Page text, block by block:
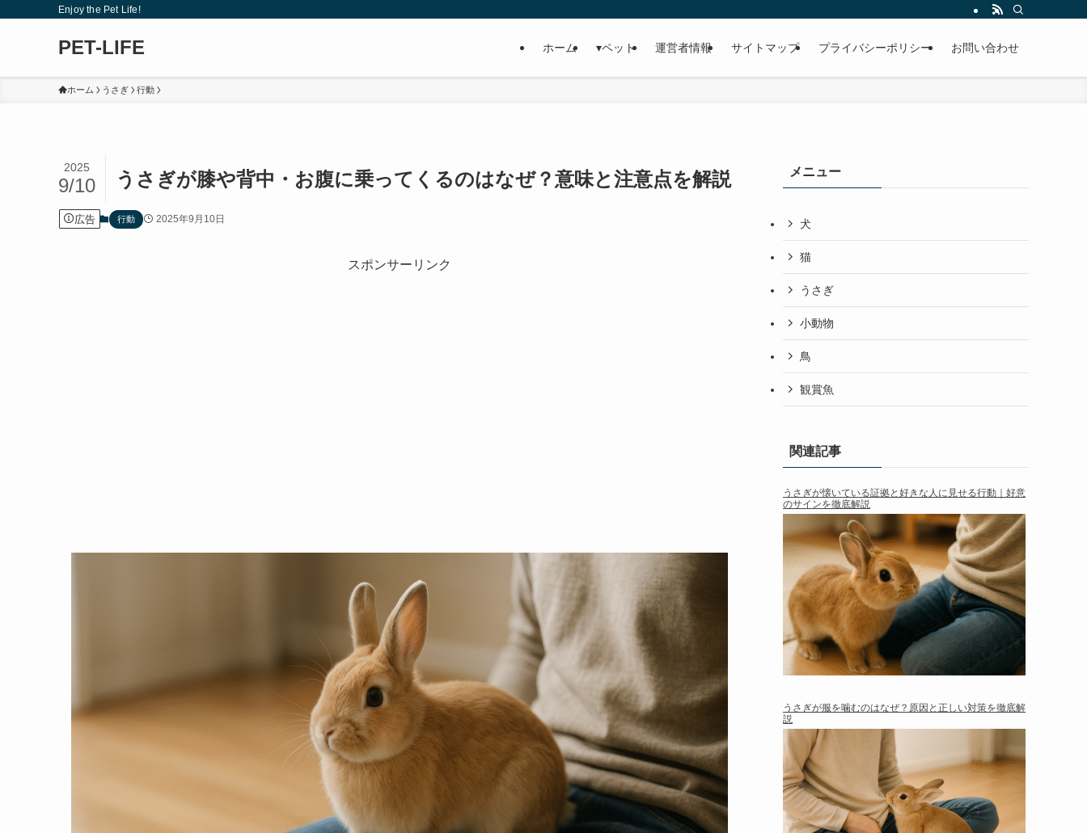
Enjoy the Pet Life!
PET-LIFE ホーム ▾ペット 運営者情報 サイトマップ プライバシーポリシー お問い合わせ
ホーム うさぎ 行動
うさぎが膝や背中・お腹に乗ってくるのはなぜ？意味と注意点を解説
2025
9/10
広告 行動 2025年9月10日
スポンサーリンク
メニュー
犬
猫
うさぎ
小動物
鳥
観賞魚
関連記事
うさぎが懐いている証拠と好きな人に見せる行動｜好意
のサインを徹底解説
うさぎが服を噛むのはなぜ？原因と正しい対策を徹底解
説